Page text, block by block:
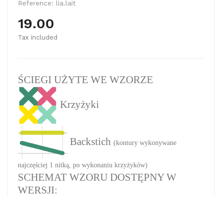
Reference: lia.lait
19.00
Tax included
ŚCIEGI UŻYTE WE WZORZE
Krzyżyki
Backstich (kontury wykonywane
najczęściej 1 nitką, po wykonaniu krzyżyków)
SCHEMAT WZORU DOSTĘPNY W
WERSJI: